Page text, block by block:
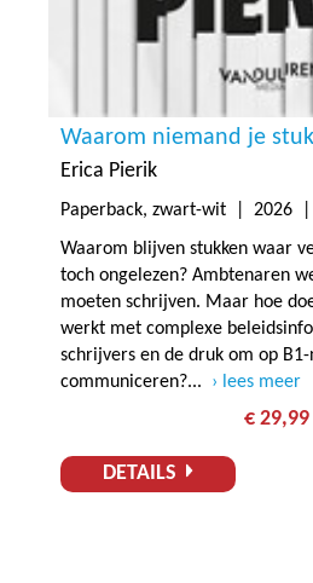
Waarom niemand je
Erica Pierik
Paperback, zwart-wit | 2026 |
Waarom blijven stukken waar
toch ongelezen? Ambtenaren
moeten schrijven. Maar hoe
werkt met complexe
schrijvers en de druk om op
communiceren?...
lees meer
€ 29,99
DETAILS